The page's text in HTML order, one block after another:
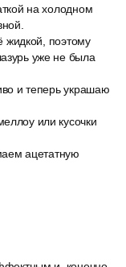
на холодном
жидкой, поэтому
уже не была
и теперь украшаю
или кусочки
ацетатную